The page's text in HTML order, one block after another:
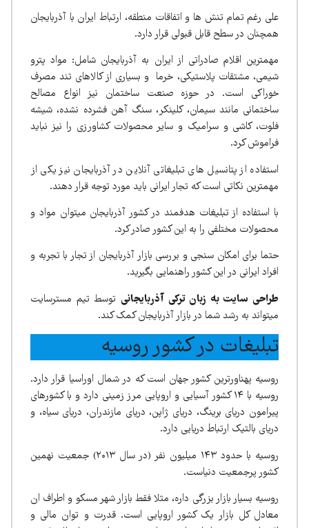
علی رغم تمام تنش ها و اتفاقات منطقه، ارتباط ایران با آذربایجان
همچنان در سطح قابل قبولی قرار دارد.
مهمترین اقلام صادراتی از ایران به آذربایجان شامل: مواد پترو
شیمی، مشتقات پلاستیکی، خرما و بسیاری از کالاهای تند مصرف
خوراکی است. در حوزه صنعت ساختمان نیز انواع مصالح
ساختمانی مانند سیمان، کلینکر، سنگ آهن فشرده نشده، شیشه
فلوت، کاشی و سرامیک و سایر محصولات کشاورزی را نیز نباید
فراموش کرد.
استفاده از پتانسیل های تبلیغاتی آنلاین در آذربایجان نیز یکی از
مهمترین نکاتی است که تجار ایرانی باید مورد توجه قرار دهند.
با استفاده از تبلیغات هدفمند در کشور آذربایجان میتوان مواد و
محصولات مختلفی را به این کشور صادر کرد.
حتما برای امکان سنجی و بررسی بازار آذربایجان از تجار با تجربه و
افراد ایرانی در این کشور راهنمایی بگیرید.
طراحی سایت به زبان ترکی آذربایجانی توسط تیم مسترسایت
میتواند به رشد شما در بازار آذربایجان کمک کند.
تبلیغات در کشور روسیه
روسیه پهناورترین کشور جهان است که در شمال اوراسیا قرار دارد.
روسیه با ۱۴ کشور آسیایی و اروپایی مرز زمینی دارد و با کشورهای
پیرامون دریای برینگ، دریای ژاپن، دریای مازندران، دریای سیاه، و
دریای بالتیک ارتباط دریایی دارد.
روسیه با حدود ۱۴۳ میلیون نفر (در سال ۲۰۱۳) جمعیت نهمین
کشور پرجمعیت دنیاست.
روسیه بسیار بازار بزرگی داره، مثلا فقط بازار شهر مسکو و اطراف ان
معادل کل بازار یک کشور اروپایی است. قدرت و توان مالی و